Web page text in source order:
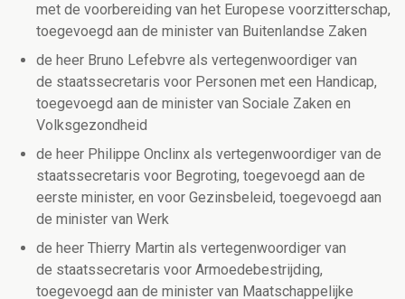
met de voorbereiding van het Europese voorzitterschap,
toegevoegd aan de minister van Buitenlandse Zaken
de heer Bruno Lefebvre als vertegenwoordiger van
de staatssecretaris voor Personen met een Handicap,
toegevoegd aan de minister van Sociale Zaken en
Volksgezondheid
de heer Philippe Onclinx als vertegenwoordiger van de
staatssecretaris voor Begroting, toegevoegd aan de
eerste minister, en voor Gezinsbeleid, toegevoegd aan
de minister van Werk
de heer Thierry Martin als vertegenwoordiger van
de staatssecretaris voor Armoedebestrijding,
toegevoegd aan de minister van Maatschappelijke